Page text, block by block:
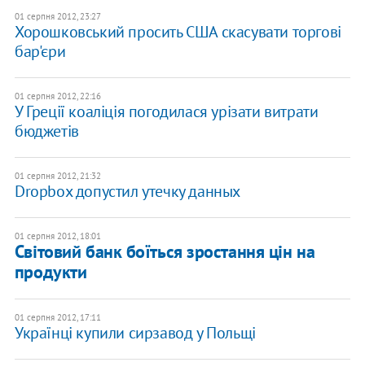
01 серпня 2012, 23:27
Хорошковський просить США скасувати торгові
бар'єри
01 серпня 2012, 22:16
У Греції коаліція погодилася урізати витрати
бюджетів
01 серпня 2012, 21:32
Dropbox допустил утечку данных
01 серпня 2012, 18:01
Світовий банк боїться зростання цін на
продукти
01 серпня 2012, 17:11
Українці купили сирзавод у Польщі